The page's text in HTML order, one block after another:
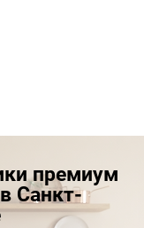
премиум
Санкт-